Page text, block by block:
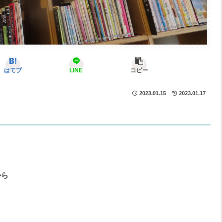
はてブ LINE コピー
2023.01.15 2023.01.17